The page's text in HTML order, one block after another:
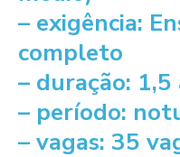
– exigência:
completo
– duração: 1,5
– período:
– vagas: 35